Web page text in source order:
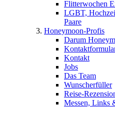
Flitterwochen
LGBT,
Paare
Honeymoon-Profis
Darum
Kontakt
Jobs
Das Team
Wunscherfüller
Reise-
Messen, Links